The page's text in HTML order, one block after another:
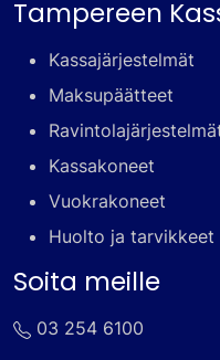
Tampereen
Kassajärjestelmät
Maksupäätteet
Kassakoneet
Vuokrakoneet
Huolto ja tarvikkeet
Soita meille
03 254 6100